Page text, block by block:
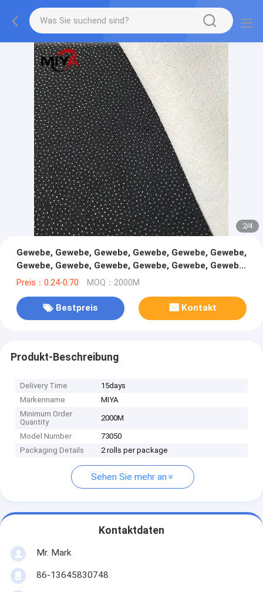
2/4
Gewebe, Gewebe, Gewebe, Gewebe, Gewebe, Gewebe,
Gewebe, Gewebe, Gewebe, Gewebe, Gewebe, Gewebe,
Gewebe, Gewebe
Preis：0.24-0.70 MOQ：2000M
Bestpreis Kontakt
Produkt-Beschreibung
Delivery Time
15days
Markenname
MIYA
Minimum Order
Quantity
2000M
Model Number
73050
Packaging Details
2 rolls per package
Sehen Sie mehr an
Kontaktdaten
Mr. Mark
86-13645830748